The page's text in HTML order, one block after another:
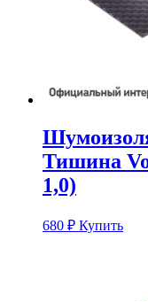
Тишина
1,0)
680 ₽ Купить